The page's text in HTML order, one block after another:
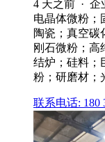
4 天之前 · 企
电晶体微粉；
陶瓷；真空碳
刚石微粉；高
结炉；硅料；
粉；研磨材；
联系电话: 180